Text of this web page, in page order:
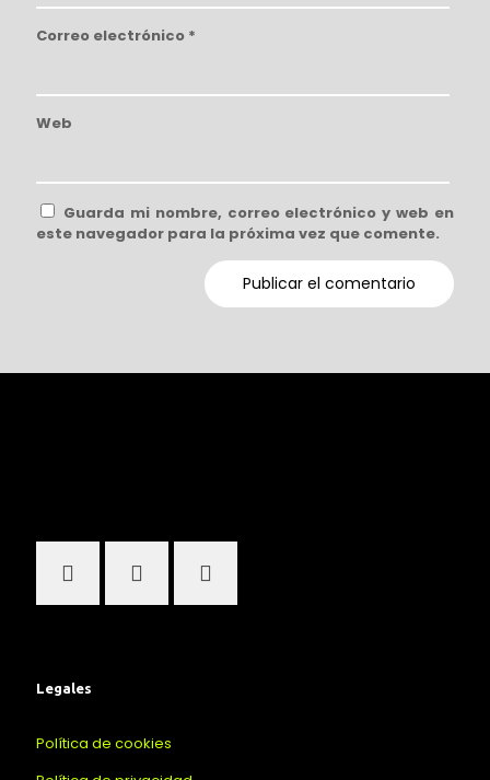
Correo electrónico *
Web
Guarda mi nombre, correo electrónico y web en
este navegador para la próxima vez que comente.
Legales
Política de cookies